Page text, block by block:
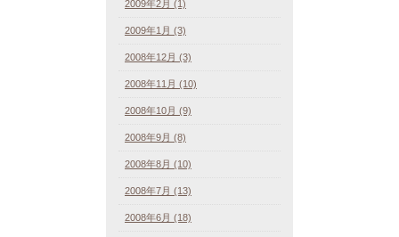
2009年2月 (1)
2009年1月 (3)
2008年12月 (3)
2008年11月 (10)
2008年10月 (9)
2008年9月 (8)
2008年8月 (10)
2008年7月 (13)
2008年6月 (18)